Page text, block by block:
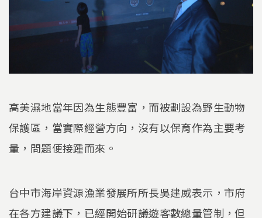
高美濕地當年因為生態豐富，而被劃設為野生動物
保護區，當實際經營方向，沒有以保育作為主要考
量，問題便接踵而來。
台中市海岸資源漁業發展所所長吳建威表示，市府
在各方建議下，已經開始研議遊客數總量管制，但